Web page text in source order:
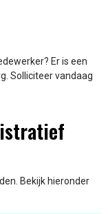
Er is een
Solliciteer vandaag
Bekijk hieronder